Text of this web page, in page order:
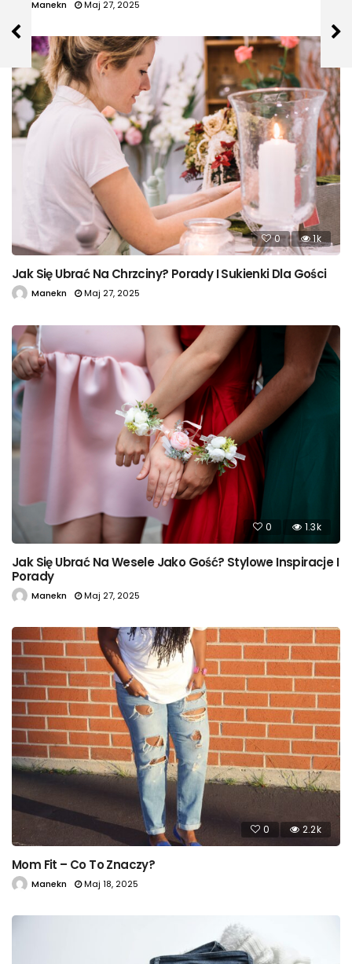
Manekn Maj 27, 2025
0 1k
Jak Się Ubrać Na Chrzciny? Porady I Sukienki Dla Gości
Manekn Maj 27, 2025
0 1.3k
Jak Się Ubrać Na Wesele Jako Gość? Stylowe Inspiracje I
Porady
Manekn Maj 27, 2025
0 2.2k
Mom Fit – Co To Znaczy?
Manekn Maj 18, 2025